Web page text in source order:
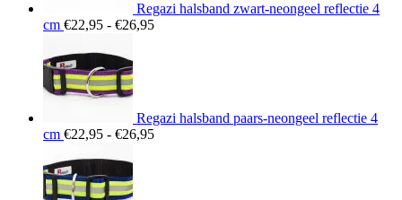
Regazi halsband zwart-neongeel reflectie 4
cm €22,95 - €26,95Prijsklasse:
Regazi halsband paars-neongeel reflectie 4
cm €22,95 - €26,95Prijsklasse: